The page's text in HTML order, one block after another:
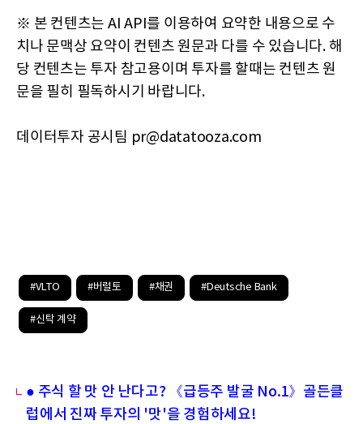
※ 본 컨텐츠는 AI API를 이용하여 요약한 내용으로 수
치나 문맥상 요약이 컨텐츠 원문과 다를 수 있습니다. 해
당 컨텐츠는 투자 참고용이며 투자를 할때는 컨텐츠 원
문을 필히 필독하시기 바랍니다.
데이터투자 공시팀 pr@datatooza.com
#VLTO #버럴토 #채권 #Deutsche Bank
#신탁 계약
● 주식 할 맛 안 난다고? 《급등주 발굴 No.1》골든클
럽에서 진짜 투자의 '맛'을 경험하세요!